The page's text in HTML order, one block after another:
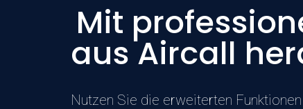
Mit
aus Aircall
Nutzen Sie die erweiterten